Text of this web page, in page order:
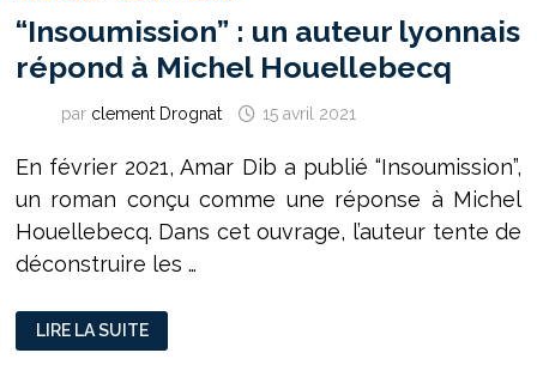
“Insoumission” : un auteur lyonnais
répond à Michel Houellebecq
par clement Drognat 15 avril 2021
En février 2021, Amar Dib a publié “Insoumission”,
un roman conçu comme une réponse à Michel
Houellebecq. Dans cet ouvrage, l’auteur tente de
déconstruire les …
“INSOUMISSION”
:
UN
LIRE LA SUITE